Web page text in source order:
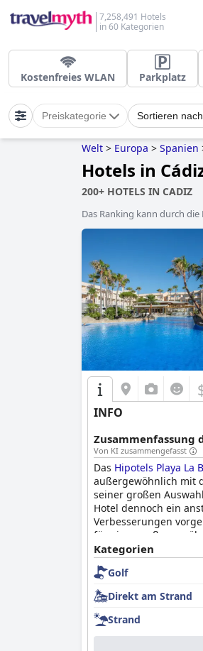
7,258,491 Hotels
in 60 Kategorien
Kostenfreies WLAN Parkplatz
Preiskategorie Sortieren nach
Welt > Europa > Spanien
Hotels in
200+ HOTELS IN CADIZ
Das Ranking kann durch
INFO
Zusammenfassung
Von KI zusammengefasst
Das Hipotels Playa La
außergewöhnlich mit
seiner großen
Hotel dennoch ein
Verbesserungen
für einen
Professionalität. Der
Zimmer. Die
dem Lärm und der
und ruhigen
Kategorien
Golf
Direkt am Strand
Strand